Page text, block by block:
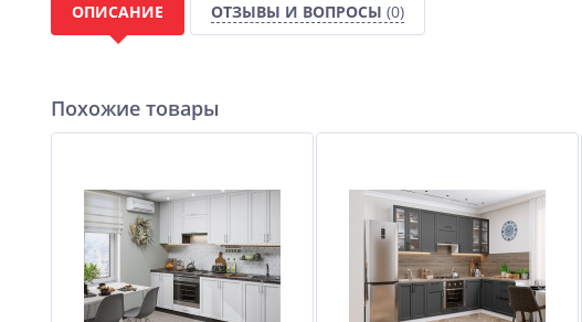
ОПИСАНИЕ ОТЗЫВЫ И ВОПРОСЫ (0)
Похожие товары